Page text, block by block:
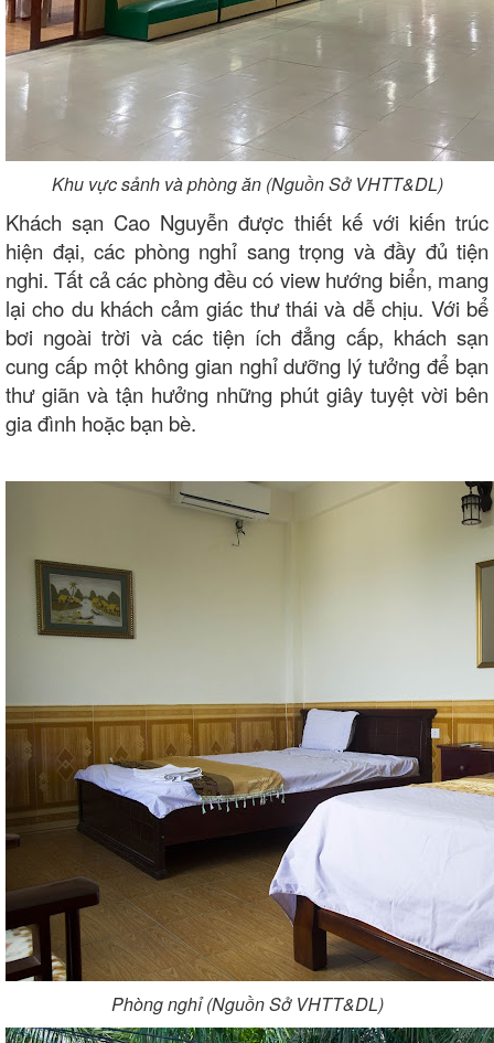
Khu vực sảnh và phòng ăn (Nguồn Sở VHTT&DL)
Khách sạn Cao Nguyễn được thiết kế với kiến trúc
hiện đại, các phòng nghỉ sang trọng và đầy đủ tiện
nghi. Tất cả các phòng đều có view hướng biển, mang
lại cho du khách cảm giác thư thái và dễ chịu. Với bể
bơi ngoài trời và các tiện ích đẳng cấp, khách sạn
cung cấp một không gian nghỉ dưỡng lý tưởng để bạn
thư giãn và tận hưởng những phút giây tuyệt vời bên
gia đình hoặc bạn bè.
Phòng nghỉ (Nguồn Sở VHTT&DL)